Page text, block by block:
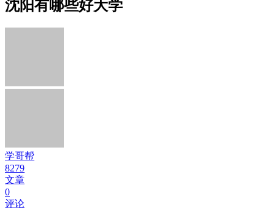
沈阳有哪些好大学
学哥帮
8279
文章
0
评论